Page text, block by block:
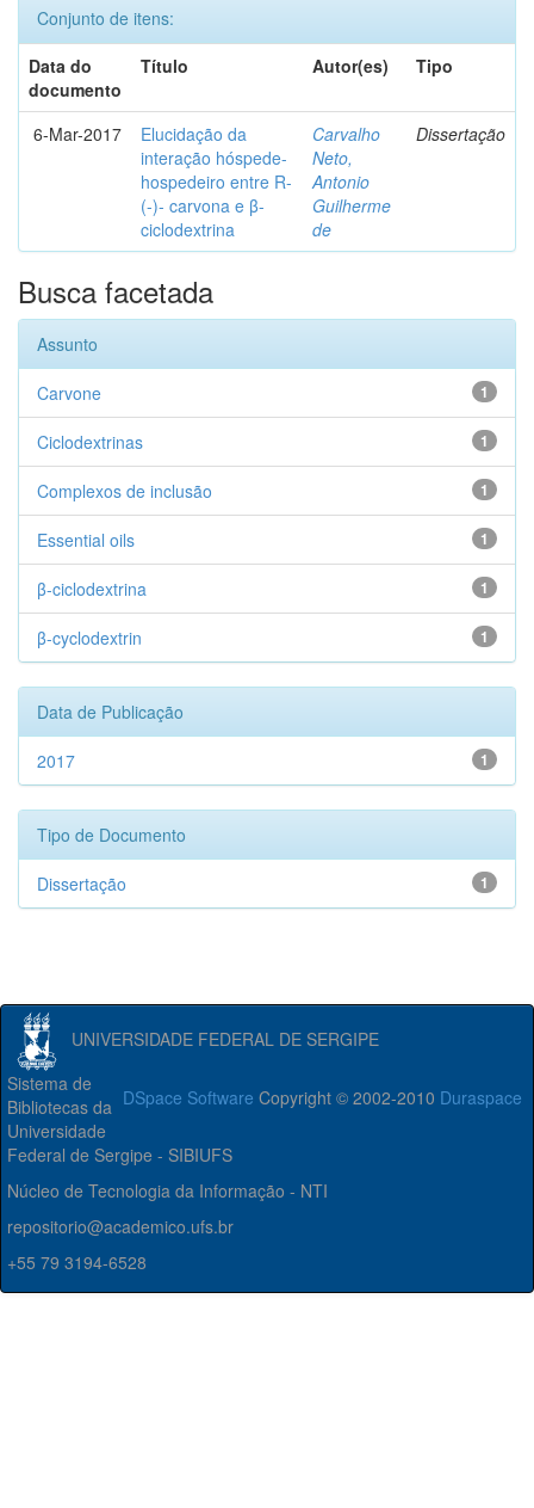
Conjunto de itens:
Data do
documento
Título Autor(es) Tipo
6-Mar-2017
Elucidação da
interação hóspede-
hospedeiro entre R-
(-)- carvona e β-
ciclodextrina
Carvalho
Neto,
Antonio
Guilherme
de
Dissertação
Busca facetada
Assunto
1
Carvone
1
Ciclodextrinas
1
Complexos de inclusão
1
Essential oils
1
β-ciclodextrina
1
β-cyclodextrin
Data de Publicação
1
2017
Tipo de Documento
1
Dissertação
UNIVERSIDADE FEDERAL DE SERGIPE
DSpace Software Copyright © 2002-2010 Duraspace
Sistema de
Bibliotecas da
Universidade
Federal de Sergipe - SIBIUFS
Núcleo de Tecnologia da Informação - NTI
repositorio@academico.ufs.br
+55 79 3194-6528